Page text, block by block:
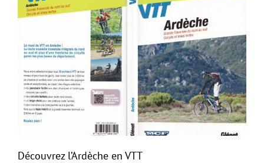
Découvrez l’Ardèche en VTT